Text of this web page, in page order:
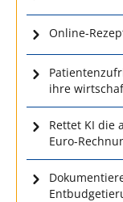
Online-
ihre
Rettet KI die
Euro-